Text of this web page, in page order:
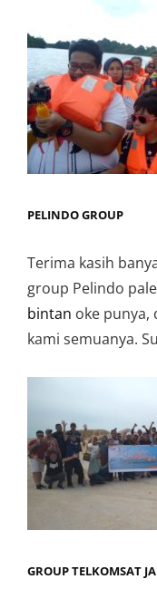
PELINDO GROUP
Terima kasih
group Pelindo
bintan oke punya,
kami semuanya.
GROUP TELKOMSAT